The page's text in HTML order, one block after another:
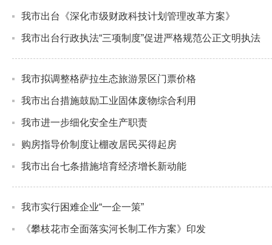
我市出台《深化市级财政科技计划管理改革方案》
我市出台行政执法“三项制度”促进严格规范公正文明执法
我市拟调整格萨拉生态旅游景区门票价格
我市出台措施鼓励工业固体废物综合利用
我市进一步细化安全生产职责
购房指导价制度让棚改居民买得起房
我市出台七条措施培育经济增长新动能
我市实行困难企业“一企一策”
《攀枝花市全面落实河长制工作方案》印发